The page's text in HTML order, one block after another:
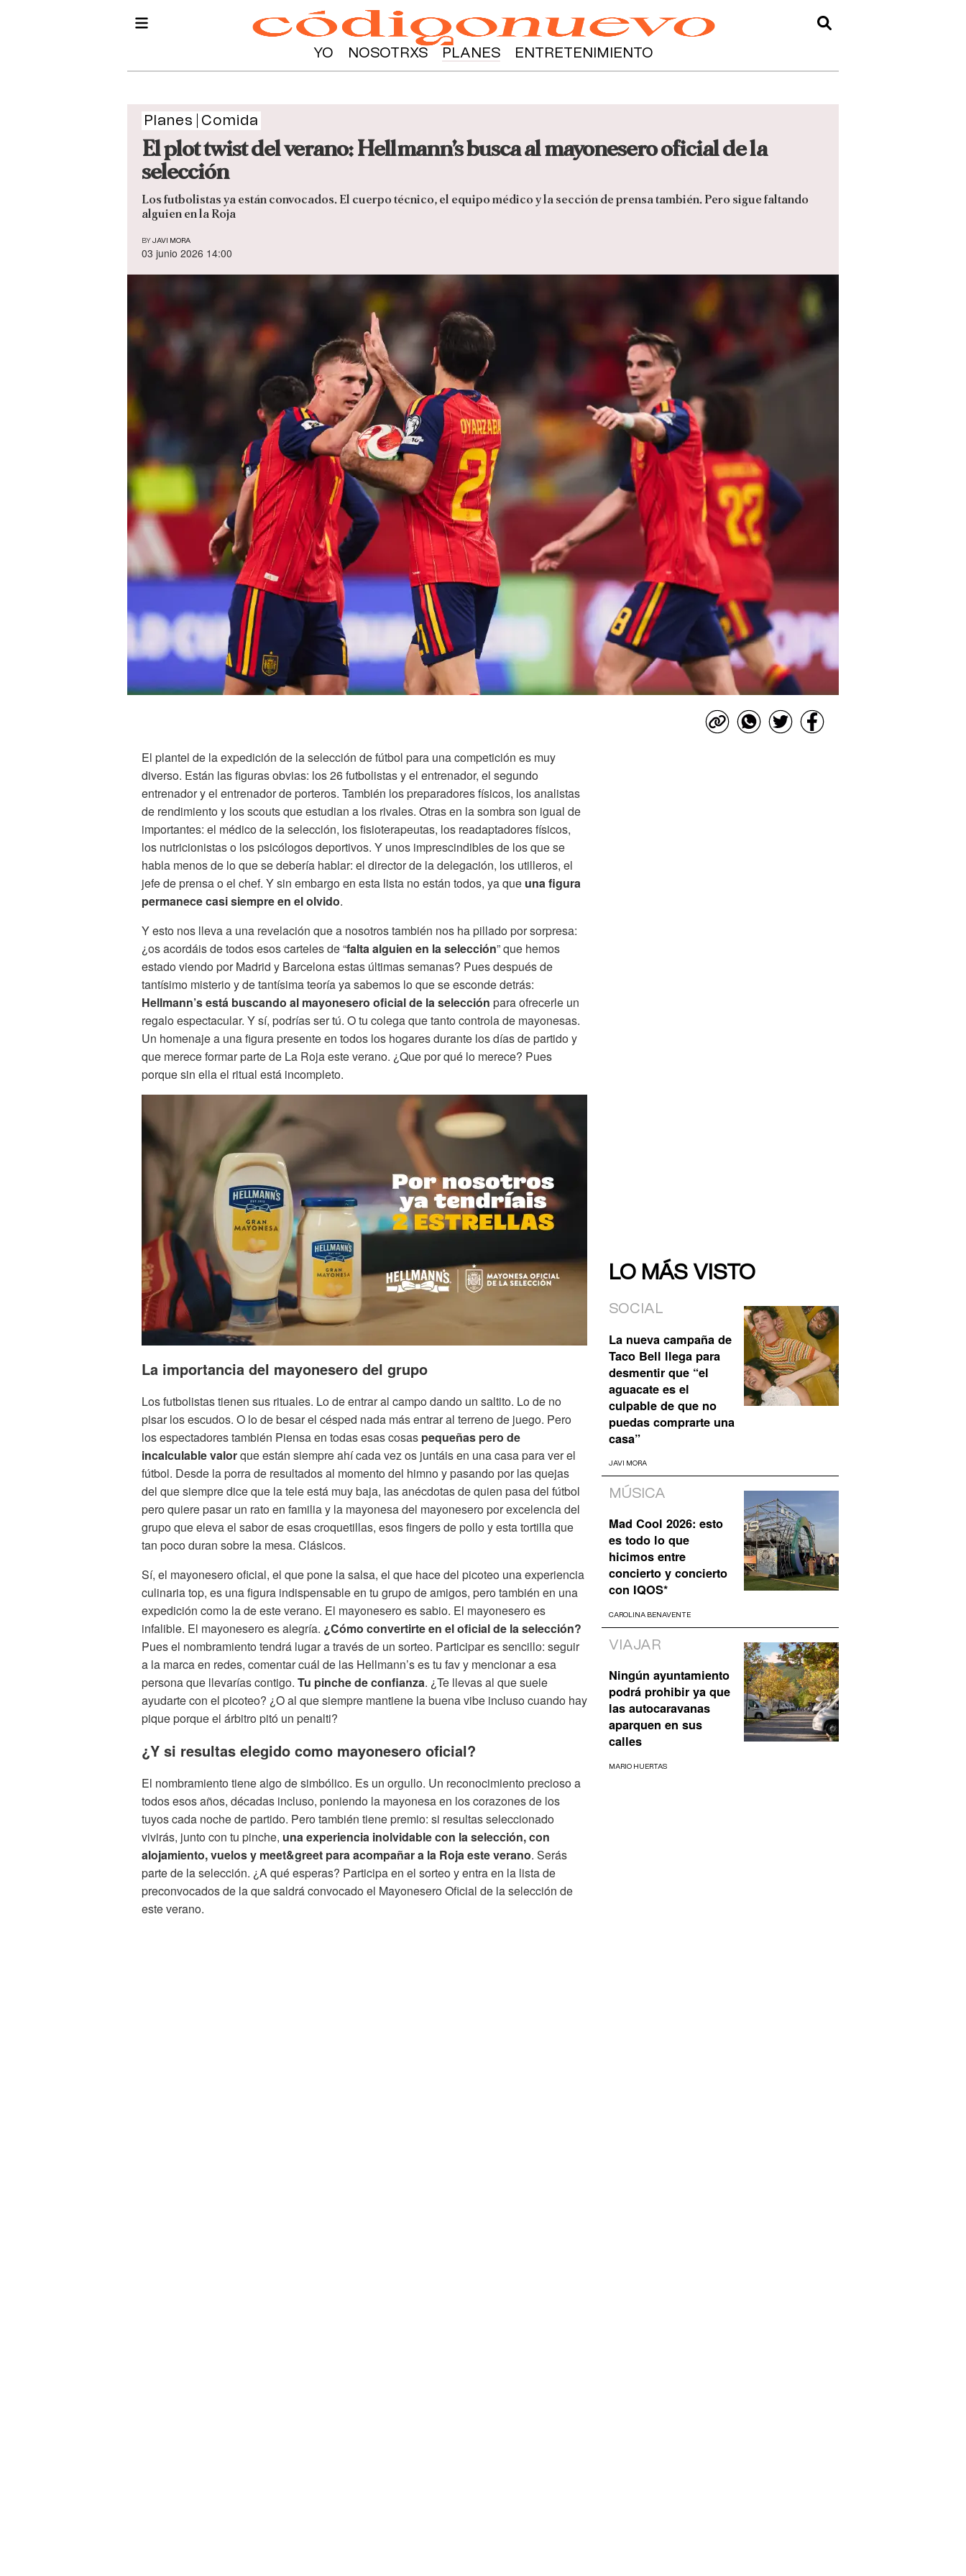
YO NOSOTRXS PLANES ENTRETENIMIENTO
Planes Comida
El plot twist del verano: Hellmann’s busca al mayonesero oficial de la
selección
Los futbolistas ya están convocados. El cuerpo técnico, el equipo médico y la sección de prensa también. Pero sigue faltando
alguien en la Roja
BY JAVI MORA
03 junio 2026 14:00
El plantel de la expedición de la selección de fútbol para una competición es muy
diverso. Están las figuras obvias: los 26 futbolistas y el entrenador, el segundo
entrenador y el entrenador de porteros. También los preparadores físicos, los analistas
de rendimiento y los scouts que estudian a los rivales. Otras en la sombra son igual de
importantes: el médico de la selección, los fisioterapeutas, los readaptadores físicos,
los nutricionistas o los psicólogos deportivos. Y unos imprescindibles de los que se
habla menos de lo que se debería hablar: el director de la delegación, los utilleros, el
jefe de prensa o el chef. Y sin embargo en esta lista no están todos, ya que una figura
permanece casi siempre en el olvido.
Y esto nos lleva a una revelación que a nosotros también nos ha pillado por sorpresa:
¿os acordáis de todos esos carteles de “falta alguien en la selección” que hemos
estado viendo por Madrid y Barcelona estas últimas semanas? Pues después de
tantísimo misterio y de tantísima teoría ya sabemos lo que se esconde detrás:
Hellmann’s está buscando al mayonesero oficial de la selección para ofrecerle un
regalo espectacular. Y sí, podrías ser tú. O tu colega que tanto controla de mayonesas.
Un homenaje a una figura presente en todos los hogares durante los días de partido y
que merece formar parte de La Roja este verano. ¿Que por qué lo merece? Pues
porque sin ella el ritual está incompleto.
La importancia del mayonesero del grupo
Los futbolistas tienen sus rituales. Lo de entrar al campo dando un saltito. Lo de no
pisar los escudos. O lo de besar el césped nada más entrar al terreno de juego. Pero
los espectadores también Piensa en todas esas cosas pequeñas pero de
incalculable valorque están siempre ahí cada vez os juntáis en una casa para ver el
fútbol. Desde la porra de resultados al momento del himno y pasando por las quejas
del que siempre dice que la tele está muy baja, las anécdotas de quien pasa del fútbol
pero quiere pasar un rato en familia y la mayonesa del mayonesero por excelencia del
grupo que eleva el sabor de esas croquetillas, esos fingers de pollo y esta tortilla que
tan poco duran sobre la mesa. Clásicos.
Sí, el mayonesero oficial, el que pone la salsa, el que hace del picoteo una experiencia
culinaria top, es una figura indispensable en tu grupo de amigos, pero también en una
expedición como la de este verano. El mayonesero es sabio. El mayonesero es
infalible. El mayonesero es alegría. ¿Cómo convertirte en el oficial de la selección?
Pues el nombramiento tendrá lugar a través de un sorteo. Participar es sencillo: seguir
a la marca en redes, comentar cuál de las Hellmann’s es tu fav y mencionar a esa
persona que llevarías contigo. Tu pinche de confianza. ¿Te llevas al que suele
ayudarte con el picoteo? ¿O al que siempre mantiene la buena vibe incluso cuando hay
pique porque el árbitro pitó un penalti?
¿Y si resultas elegido como mayonesero oficial?
El nombramiento tiene algo de simbólico. Es un orgullo. Un reconocimiento precioso a
todos esos años, décadas incluso, poniendo la mayonesa en los corazones de los
tuyos cada noche de partido. Pero también tiene premio: si resultas seleccionado
vivirás, junto con tu pinche, una experiencia inolvidable con la selección, con
alojamiento, vuelos y meet&greet para acompañar a la Roja este verano. Serás
parte de la selección. ¿A qué esperas? Participa en el sorteo y entra en la lista de
preconvocados de la que saldrá convocado el Mayonesero Oficial de la selección de
este verano.
LO MÁS VISTO
SOCIAL
La nueva campaña de
Taco Bell llega para
desmentir que “el
aguacate es el
culpable de que no
puedas comprarte una
casa”
JAVI MORA
MÚSICA
Mad Cool 2026: esto
es todo lo que
hicimos entre
concierto y concierto
con IQOS*
CAROLINA BENAVENTE
VIAJAR
Ningún ayuntamiento
podrá prohibir ya que
las autocaravanas
aparquen en sus
calles
MARIO HUERTAS